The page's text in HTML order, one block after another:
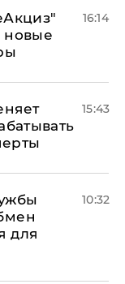
новые
16:14
15:43
для
10:32